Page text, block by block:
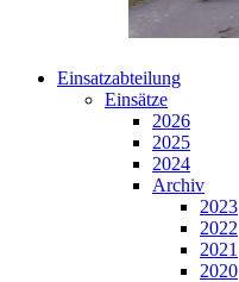
Einsatzabteilung
Einsätze
2026
2025
2024
Archiv
2023
2022
2021
2020